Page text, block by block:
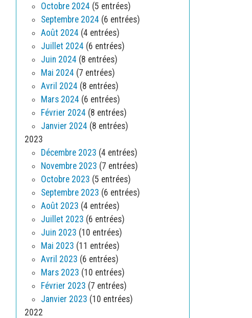
Octobre 2024 (5 entrées)
Septembre 2024 (6 entrées)
Août 2024 (4 entrées)
Juillet 2024 (6 entrées)
Juin 2024 (8 entrées)
Mai 2024 (7 entrées)
Avril 2024 (8 entrées)
Mars 2024 (6 entrées)
Février 2024 (8 entrées)
Janvier 2024 (8 entrées)
2023
Décembre 2023 (4 entrées)
Novembre 2023 (7 entrées)
Octobre 2023 (5 entrées)
Septembre 2023 (6 entrées)
Août 2023 (4 entrées)
Juillet 2023 (6 entrées)
Juin 2023 (10 entrées)
Mai 2023 (11 entrées)
Avril 2023 (6 entrées)
Mars 2023 (10 entrées)
Février 2023 (7 entrées)
Janvier 2023 (10 entrées)
2022